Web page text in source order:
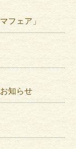
フェア」
知らせ